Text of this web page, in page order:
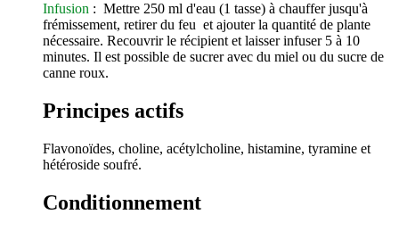
Infusion : Mettre 250 ml d'eau (1 tasse) à chauffer jusqu'à
frémissement, retirer du feu et ajouterla quantité de plante
nécessaire. Recouvrir le récipient et laisser infuser 5 à 10
minutes. Il est possible de sucrer avec du miel ou du sucre de
canne roux.
Principes actifs
Flavonoïdes, choline, acétylcholine, histamine, tyramine et
hétéroside soufré.
Conditionnement